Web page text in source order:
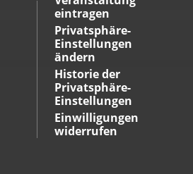
eintragen
Privatsphäre-
Einstellungen
ändern
Historie der
Privatsphäre-
Einstellungen
Einwilligungen
widerrufen